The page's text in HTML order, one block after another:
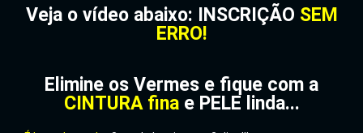
Veja o vídeo abaixo: INSCRIÇÃO SEM
ERRO!
Elimine os Vermes e fique com a
CINTURA fina e PELE linda...